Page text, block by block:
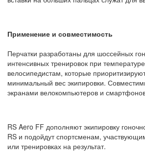
Применение и совместимость
Перчатки разработаны для шоссейных
интенсивных тренировок при
велосипедистам, которые
минимальный вес экипировки.
экранами велокомпьютеров и
RS Aero FF дополняют экипировку
RS и подойдут спортсменам,
или тренировках на результат.